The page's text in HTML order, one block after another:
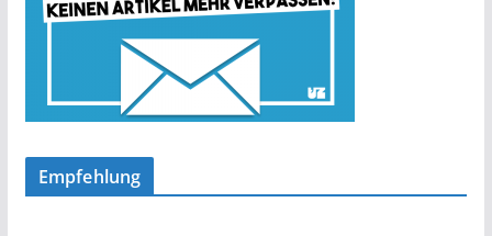
Empfehlung